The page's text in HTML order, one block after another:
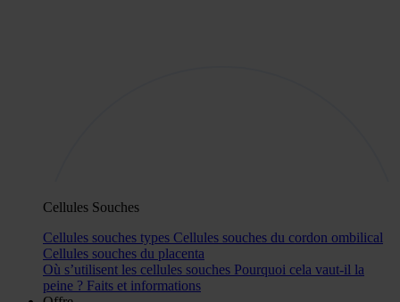
Cellules Souches
Cellules souches types Cellules souches du cordon ombilical
Cellules souches du placenta
Où s’utilisent les cellules souches Pourquoi cela vaut-il la
peine ? Faits et informations